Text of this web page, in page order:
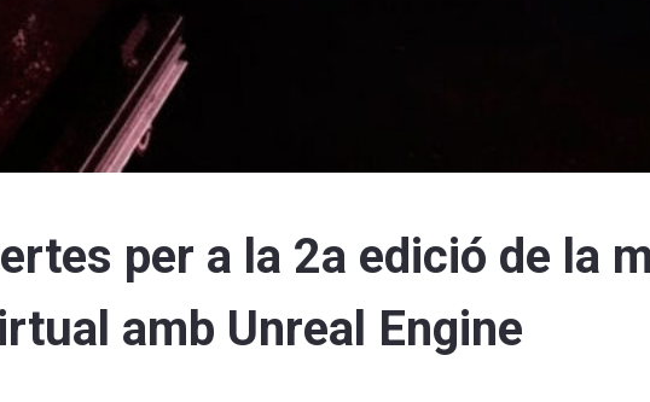
per a la 2a edició de la
amb Unreal Engine